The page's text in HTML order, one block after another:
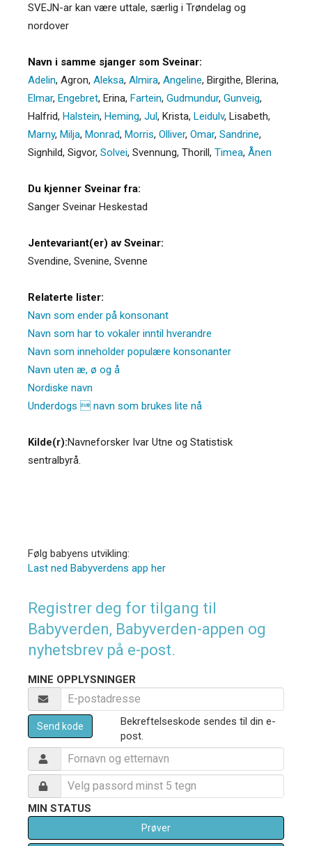
SVEJN-ar kan være uttale, særlig i Trøndelag og
nordover
Navn i samme sjanger som Sveinar:
Adelin, Agron, Aleksa, Almira, Angeline, Birgithe, Blerina,
Elmar, Engebret, Erina, Fartein, Gudmundur, Gunveig,
Halfrid, Halstein, Heming, Jul, Krista, Leidulv, Lisabeth,
Marny, Milja, Monrad, Morris, Olliver, Omar, Sandrine,
Signhild, Sigvor, Solvei, Svennung, Thorill, Timea, Ånen
Du kjenner Sveinar fra:
Sanger Sveinar Heskestad
Jentevariant(er) av Sveinar:
Svendine, Svenine, Svenne
Relaterte lister:
Navn som ender på konsonant
Navn som har to vokaler inntil hverandre
Navn som inneholder populære konsonanter
Navn uten æ, ø og å
Nordiske navn
Underdogs  navn som brukes lite nå
Kilde(r):Navneforsker Ivar Utne og Statistisk
sentralbyrå.
Følg babyens utvikling:
Last ned Babyverdens app her
Registrer deg for tilgang til
Babyverden, Babyverden-appen og
nyhetsbrev på e-post.
MINE OPPLYSNINGER
Send kode
Bekreftelseskode sendes til din e-
post.
MIN STATUS
Prøver